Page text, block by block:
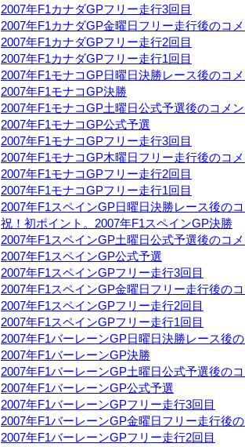
2007年F1カナダGPフリー走行3回目
2007年F1カナダGP金曜日フリー走行後のコ
2007年F1カナダGPフリー走行2回目
2007年F1カナダGPフリー走行1回目
2007年F1モナコGP日曜日決勝レース後のコ
2007年F1モナコGP決勝
2007年F1モナコGP土曜日公式予選後のコメ
2007年F1モナコGP公式予選
2007年F1モナコGPフリー走行3回目
2007年F1モナコGP木曜日フリー走行後のコ
2007年F1モナコGPフリー走行2回目
2007年F1モナコGPフリー走行1回目
2007年F1スペインGP日曜日決勝レース後の
祝！初ポイント。2007年F1スペインGP決勝
2007年F1スペインGP土曜日公式予選後のコ
2007年F1スペインGP公式予選
2007年F1スペインGPフリー走行3回目
2007年F1スペインGP金曜日フリー走行後の
2007年F1スペインGPフリー走行2回目
2007年F1スペインGPフリー走行1回目
2007年F1バーレーンGP日曜日決勝レース後
2007年F1バーレーンGP決勝
2007年F1バーレーンGP土曜日公式予選後の
2007年F1バーレーンGP公式予選
2007年F1バーレーンGPフリー走行3回目
2007年F1バーレーンGP金曜日フリー走行後
2007年F1バーレーンGPフリー走行2回目